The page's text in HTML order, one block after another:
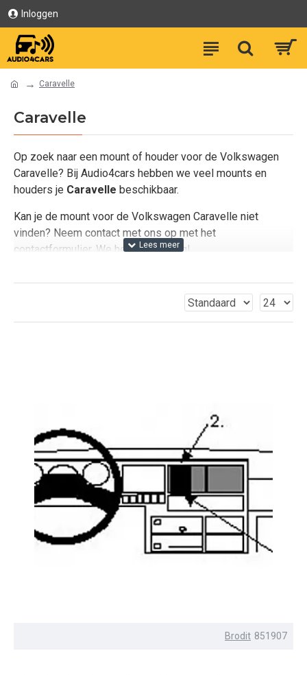
Inloggen
Caravelle
Caravelle
Op zoek naar een mount of houder voor de Volkswagen
Caravelle? Bij Audio4cars hebben we veel mounts en
houders je Caravelle beschikbaar.
Kan je de mount voor de Volkswagen Caravelle niet
vinden? Neem contact met ons op met het
contactformulier. We helpen je graag!
Brodit 851907